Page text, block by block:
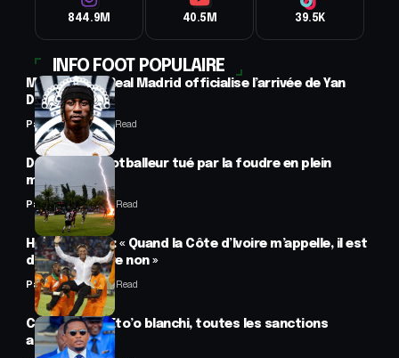
844.9M 40.5M 39.5K
INFO FOOT POPULAIRE
Mercato : Le Real Madrid officialise l’arrivée de Yan
Diomandé
Panafrofoot1 Min Read
Drame : un footballeur tué par la foudre en plein
match
Panafrofoot2 Min Read
Hervé Renard : « Quand la Côte d’Ivoire m’appelle, il est
difficile de dire non »
Panafrofoot2 Min Read
CAF : Samuel Eto’o blanchi, toutes les sanctions
annulées